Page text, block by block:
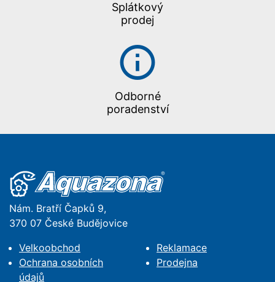
Splátkový
prodej
Odborné
poradenství
Nám. Bratří Čapků 9,
370 07 České Budějovice
Velkoobchod
Ochrana osobních
údajů
Reklamace
Prodejna